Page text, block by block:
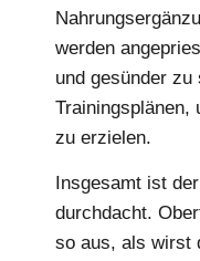
werden
und gesünder
Trainingsplänen,
zu erzielen.
Insgesamt ist
durchdacht.
so aus, als wirst